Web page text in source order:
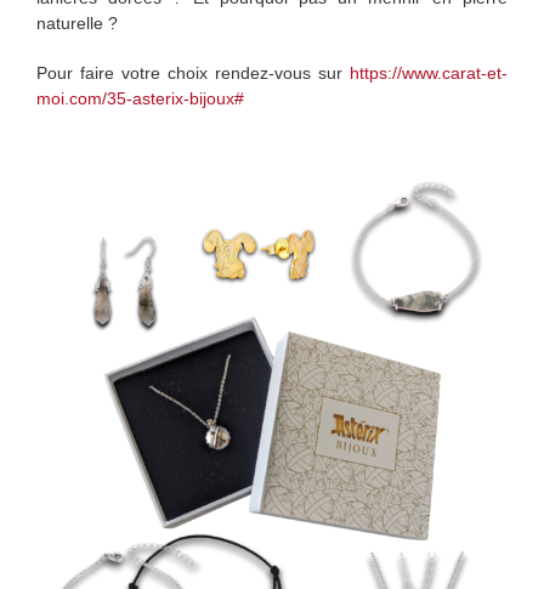
naturelle ?
Pour faire votre choix rendez-vous sur https://www.carat-et-
moi.com/35-asterix-bijoux#